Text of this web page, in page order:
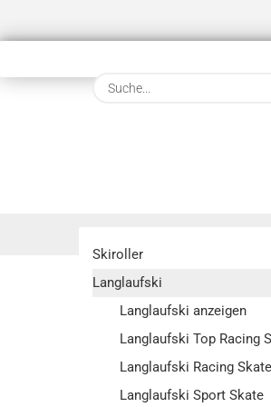
Skiroller
Langlaufski
Langlaufski anzeigen
Langlaufski Top Racing
Langlaufski Racing Skate
Langlaufski Sport Skate